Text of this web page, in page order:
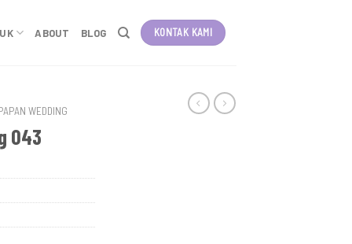
ABOUT BLOG KONTAK KAMI
WEDDING
043